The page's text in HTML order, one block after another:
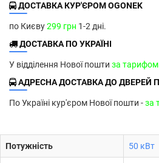
ДОСТАВКА КУР'ЄРОМ OGONEK
по Києву299 грн 1-2 дні.
ДОСТАВКА ПО УКРАЇНІ
У відділення Нової пошти за
АДРЕСНА ДОСТАВКА ДО ДВЕРЕЙ
По Україні кур'єром Нової пошти -за
Потужність 50 кВт